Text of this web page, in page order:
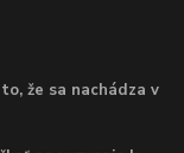
že sa nachádza v